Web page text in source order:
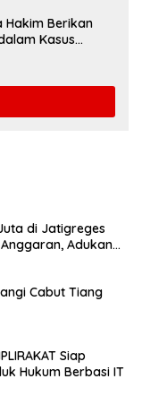
Hakim Berikan
Kasus
di Jatigreges
Adukan
Cabut Tiang
Siap
Hukum Berbasi IT